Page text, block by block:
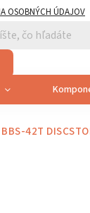
OSOBNÝCH ÚDAJOV
NA ODSTÚPENIE
42T